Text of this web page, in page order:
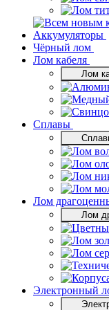
Аккумуляторы
Чёрный лом
Лом кабеля
Лом
Сплавы
Лом
Лом
Электронный